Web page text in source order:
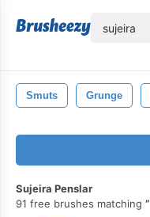
Smuts Grunge
Sujeira Penslar
91 free brushes matching